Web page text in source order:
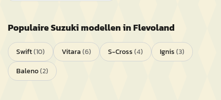
PopulaireSuzukimodellen inFlevoland
Swift(10) Vitara(6) S-Cross(4) Ignis(3)
Baleno(2)